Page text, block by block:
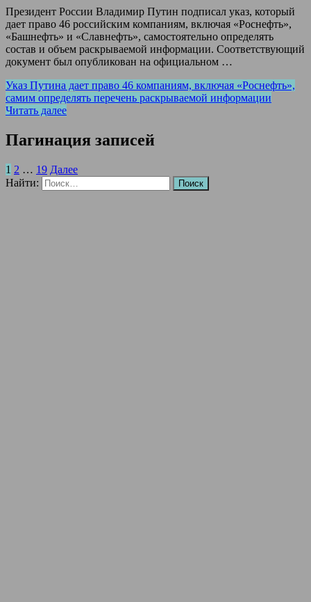
Президент России Владимир Путин подписал указ, который
дает право 46 российским компаниям, включая «Роснефть»,
«Башнефть» и «Славнефть», самостоятельно определять
состав и объем раскрываемой информации. Соответствующий
документ был опубликован на официальном …
Указ Путина дает право 46 компаниям, включая «Роснефть»,
самим определять перечень раскрываемой информации
Читать далее
Пагинация записей
1 2 … 19 Далее
Найти: